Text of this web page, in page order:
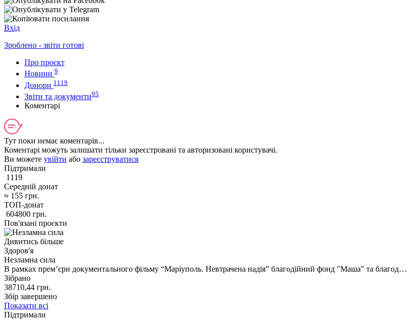
Вхід
Зроблено - звіти готові
Про проєкт
Новини 9
Донори 1119
Звіти та документи95
Коментарі
Тут поки немає коментарів...
Коментарі можуть залишати тільки зареєстровані та авторизовані користувачі.
Ви можете увійти або зареєструватися
Підтримали
1119
Середній донат
≈ 155 грн.
ТОП-донат
604800 грн.
Пов'язані проєкти
Дивитись більше
Здоров'я
Незламна сила
В рамках премʼєри документального фільму “Маріуполь. Невтрачена надія” благодійний фонд "Маша" та благод…
Зібрано
38710,44 грн.
Збір завершено
Показати всі
Підтримали